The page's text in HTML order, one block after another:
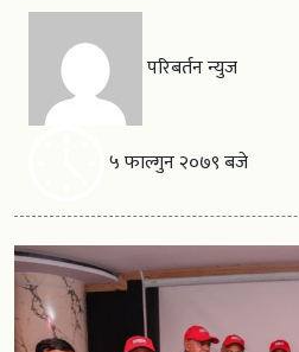
परिबर्तन न्युज
५ फाल्गुन २०७९ बजे